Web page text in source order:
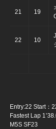
21 19
22 10
Entry:22 Start：
Fastest Lap
M5S SF23